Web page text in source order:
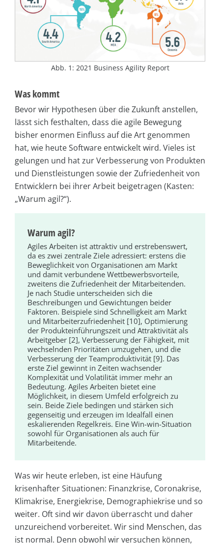
Abb. 1: 2021 Business Agility Report
Was kommt
Bevor wir Hypothesen über die Zukunft anstellen,
lässt sich festhalten, dass die agile Bewegung
bisher enormen Einfluss auf die Art genommen
hat, wie heute Software entwickelt wird. Vieles ist
gelungen und hat zur Verbesserung von Produkten
und Dienstleistungen sowie der Zufriedenheit von
Entwicklern bei ihrer Arbeit beigetragen (Kasten:
„Warum agil?“).
Warum agil?
Agiles Arbeiten ist attraktiv und erstrebenswert,
da es zwei zentrale Ziele adressiert: erstens die
Beweglichkeit von Organisationen am Markt
und damit verbundene Wettbewerbsvorteile,
zweitens die Zufriedenheit der Mitarbeitenden.
Je nach Studie unterscheiden sich die
Beschreibungen und Gewichtungen beider
Faktoren. Beispiele sind Schnelligkeit am Markt
und Mitarbeiterzufriedenheit [10], Optimierung
der Produkteinführungszeit und Attraktivität als
Arbeitgeber [2], Verbesserung der Fähigkeit, mit
wechselnden Prioritäten umzugehen, und die
Verbesserung der Teamproduktivität [9]. Das
erste Ziel gewinnt in Zeiten wachsender
Komplexität und Volatilität immer mehr an
Bedeutung. Agiles Arbeiten bietet eine
Möglichkeit, in diesem Umfeld erfolgreich zu
sein. Beide Ziele bedingen und stärken sich
gegenseitig und erzeugen im Idealfall einen
eskalierenden Regelkreis. Eine Win-win-Situation
sowohl für Organisationen als auch für
Mitarbeitende.
Was wir heute erleben, ist eine Häufung
krisenhafter Situationen: Finanzkrise, Coronakrise,
Klimakrise, Energiekrise, Demographiekrise und so
weiter. Oft sind wir davon überrascht und daher
unzureichend vorbereitet. Wir sind Menschen, das
ist normal. Denn obwohl wir versuchen können,